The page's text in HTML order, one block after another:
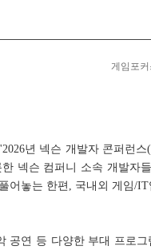
게임포
년 넥슨 개발자 콘퍼런
넥슨 컴퍼니 소속 개발자
어놓는 한편, 국내외 게임/
공연 등 다양한 부대 프로